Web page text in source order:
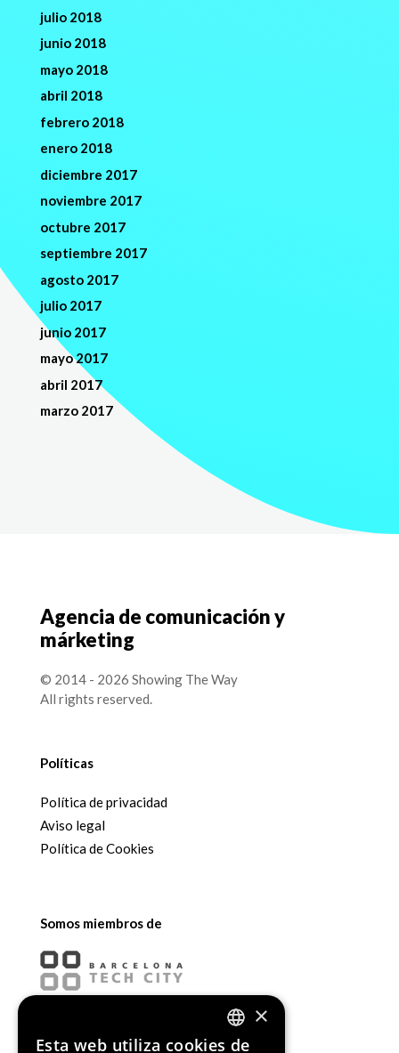
julio 2018
junio 2018
mayo 2018
abril 2018
febrero 2018
enero 2018
diciembre 2017
noviembre 2017
octubre 2017
septiembre 2017
agosto 2017
julio 2017
junio 2017
mayo 2017
abril 2017
marzo 2017
Agencia de comunicación y
márketing
© 2014 - 2026 Showing The Way
All rights reserved.
Políticas
Política de privacidad
Aviso legal
Política de Cookies
Somos miembros de
×
Esta web utiliza cookies de